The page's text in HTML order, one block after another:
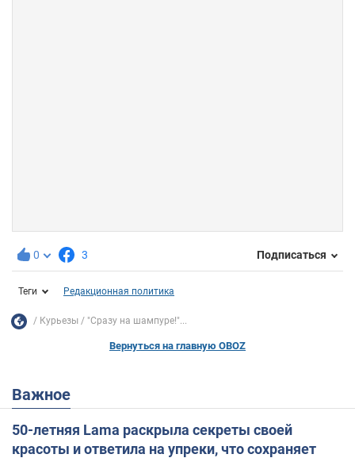
0 3 Подписаться
Теги Редакционная политика
Курьезы "Сразу на шампуре!"...
Вернуться на главную OBOZ
Важное
50-летняя Lama раскрыла секреты своей
красоты и ответила на упреки, что сохраняет